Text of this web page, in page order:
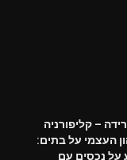
– קליפורניה
העצמי על בתים:
על נכסים עם